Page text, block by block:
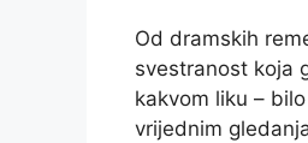
Od dramskih
svestranost koja
kakvom liku –
vrijednim